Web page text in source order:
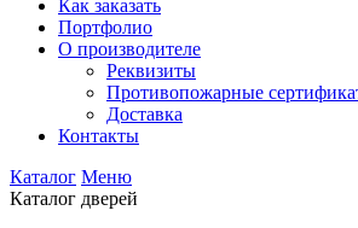
Как заказать
Портфолио
О производителе
Реквизиты
Противопожарные
Доставка
Контакты
Каталог Меню
Каталог дверей